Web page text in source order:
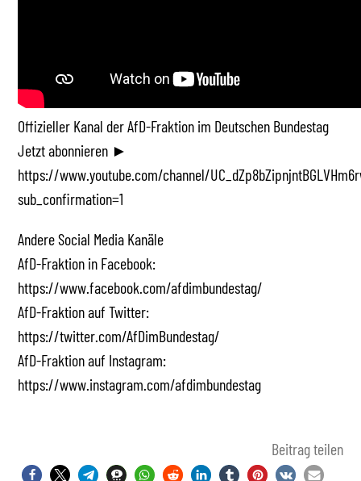
Offizieller Kanal der AfD-Fraktion im Deutschen Bundestag
Jetzt abonnieren ►
https://www.youtube.com/channel/
sub_confirmation=1
Andere Social Media Kanäle
AfD-Fraktion in Facebook:
https://www.facebook.com/afdimbundestag/
AfD-Fraktion auf Twitter:
https://twitter.com/AfDimBundestag/
AfD-Fraktion auf Instagram:
https://www.instagram.com/afdimbundestag
Beitrag teilen